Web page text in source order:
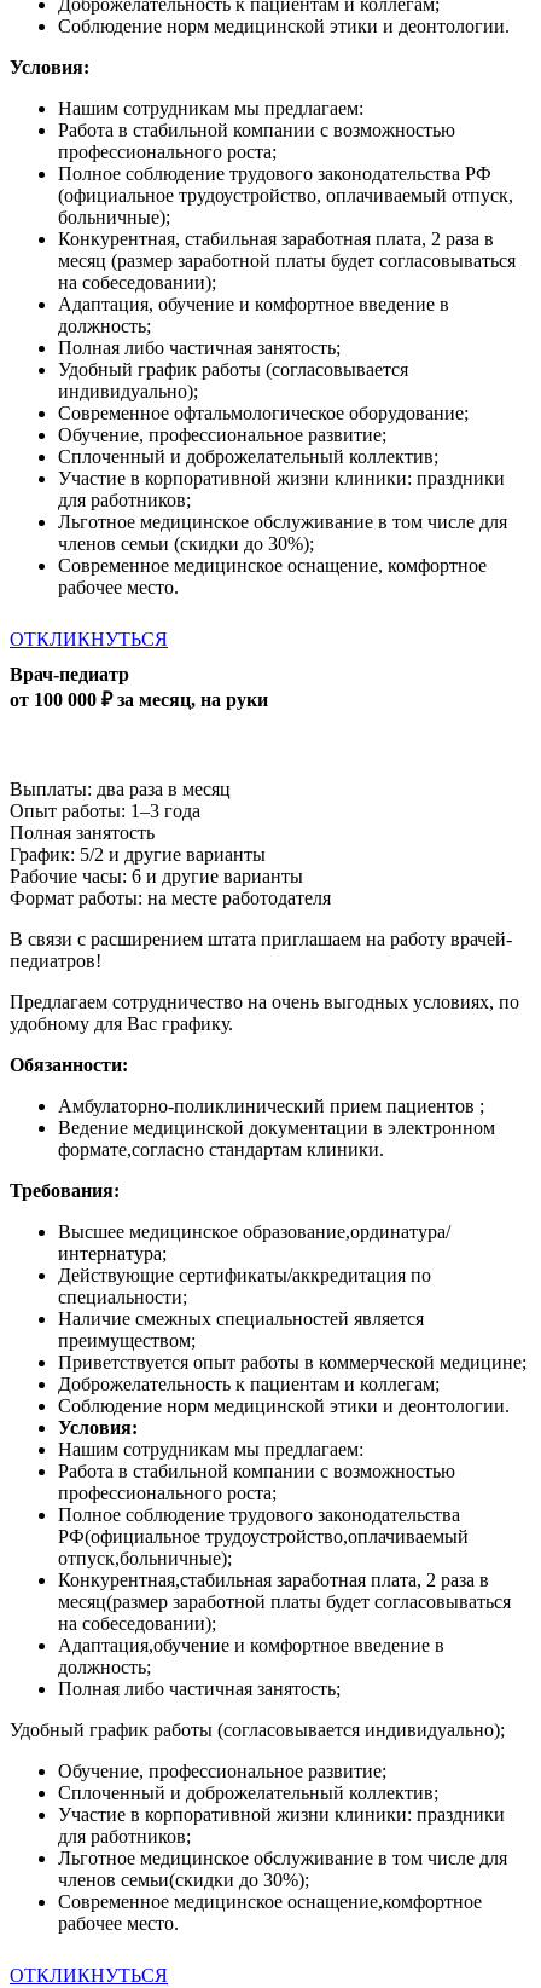
Соблюдение норм медицинской этики и деонтологии.
Условия:
Нашим сотрудникам мы предлагаем:
Работа в стабильной компании с возможностью
профессионального роста;
Полное соблюдение трудового законодательства РФ
(официальное трудоустройство, оплачиваемый отпуск,
больничные);
Конкурентная, стабильная заработная плата, 2 раза в
месяц (размер заработной платы будет согласовываться
на собеседовании);
Адаптация, обучение и комфортное введение в
должность;
Полная либо частичная занятость;
Удобный график работы (согласовывается
индивидуально);
Современное офтальмологическое оборудование;
Обучение, профессиональное развитие;
Сплоченный и доброжелательный коллектив;
Участие в корпоративной жизни клиники: праздники
для работников;
Льготное медицинское обслуживание в том числе для
членов семьи (скидки до 30%);
Современное медицинское оснащение, комфортное
рабочее место.
ОТКЛИКНУТЬСЯ
Врач-педиатр
от 100 000 ₽ за месяц, на руки
Выплаты: два раза в месяц
Опыт работы: 1–3 года
Полная занятость
График: 5/2 и другие варианты
Рабочие часы: 6 и другие варианты
Формат работы: на месте работодателя
В связи с расширением штата приглашаем на работу врачей-
педиатров!
Предлагаем сотрудничество на очень выгодных условиях, по
удобному для Вас графику.
Обязанности:
Амбулаторно-поликлинический прием пациентов ;
Ведение медицинской документации в электронном
формате,согласно стандартам клиники.
Требования:
Высшее медицинское образование,ординатура/
интернатура;
Действующие сертификаты/аккредитация по
специальности;
Наличие смежных специальностей является
преимуществом;
Приветствуется опыт работы в коммерческой медицине;
Доброжелательность к пациентам и коллегам;
Соблюдение норм медицинской этики и деонтологии.
Условия:
Нашим сотрудникам мы предлагаем:
Работа в стабильной компании с возможностью
профессионального роста;
Полное соблюдение трудового законодательства
РФ(официальное трудоустройство,оплачиваемый
отпуск,больничные);
Конкурентная,стабильная заработная плата, 2 раза в
месяц(размер заработной платы будет согласовываться
на собеседовании);
Адаптация,обучение и комфортное введение в
должность;
Полная либо частичная занятость;
Удобный график работы (согласовывается индивидуально);
Обучение, профессиональное развитие;
Сплоченный и доброжелательный коллектив;
Участие в корпоративной жизни клиники: праздники
для работников;
Льготное медицинское обслуживание в том числе для
членов семьи(скидки до 30%);
Современное медицинское оснащение,комфортное
рабочее место.
ОТКЛИКНУТЬСЯ